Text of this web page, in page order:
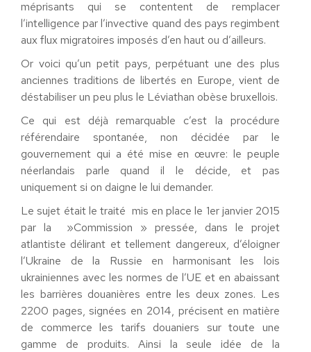
méprisants qui se contentent de remplacer
l’intelligence par l’invective quand des pays regimbent
aux flux migratoires imposés d’en haut ou d’ailleurs.
Or voici qu’un petit pays, perpétuant une des plus
anciennes traditions de libertés en Europe, vient de
déstabiliser un peu plus le Léviathan obèse bruxellois.
Ce qui est déjà remarquable c’est la procédure
référendaire spontanée, non décidée par le
gouvernement qui a été mise en œuvre: le peuple
néerlandais parle quand il le décide, et pas
uniquement si on daigne le lui demander.
Le sujet était le traité mis en place le 1er janvier 2015
par la »Commission » pressée, dans le projet
atlantiste délirant et tellement dangereux, d’éloigner
l’Ukraine de la Russie en harmonisant les lois
ukrainiennes avec les normes de l’UE et en abaissant
les barrières douanières entre les deux zones. Les
2200 pages, signées en 2014, précisent en matière
de commerce les tarifs douaniers sur toute une
gamme de produits. Ainsi la seule idée de la